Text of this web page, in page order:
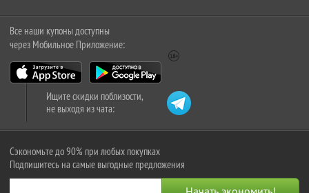
Все наши купоны доступны
через Мобильное Приложение:
Ищите скидки поблизости,
не выходя из чата:
Сэкономьте до 90% при любых покупках
Подпишитесь на самые выгодные предложения